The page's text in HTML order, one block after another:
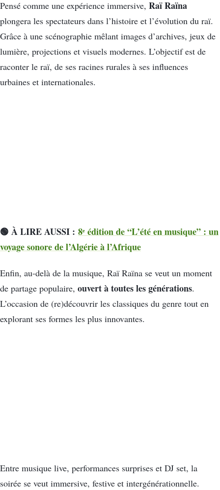
Pensé comme une expérience immersive, Raï Raïna
plongera les spectateurs dans l’histoire et l’évolution du raï.
Grâce à une scénographie mêlant images d’archives, jeux de
lumière, projections et visuels modernes. L’objectif est de
raconter le raï, de ses racines rurales à ses influences
urbaines et internationales.
🟢 À LIRE AUSSI : 8ᵉ édition de “L’été en musique” : un
voyage sonore de l’Algérie à l’Afrique
Enfin, au-delà de la musique, Raï Raïna se veut un moment
de partage populaire, ouvert à toutes les générations.
L’occasion de (re)découvrir les classiques du genre tout en
explorant ses formes les plus innovantes.
Entre musique live, performances surprises et DJ set, la
soirée se veut immersive, festive et intergénérationnelle.